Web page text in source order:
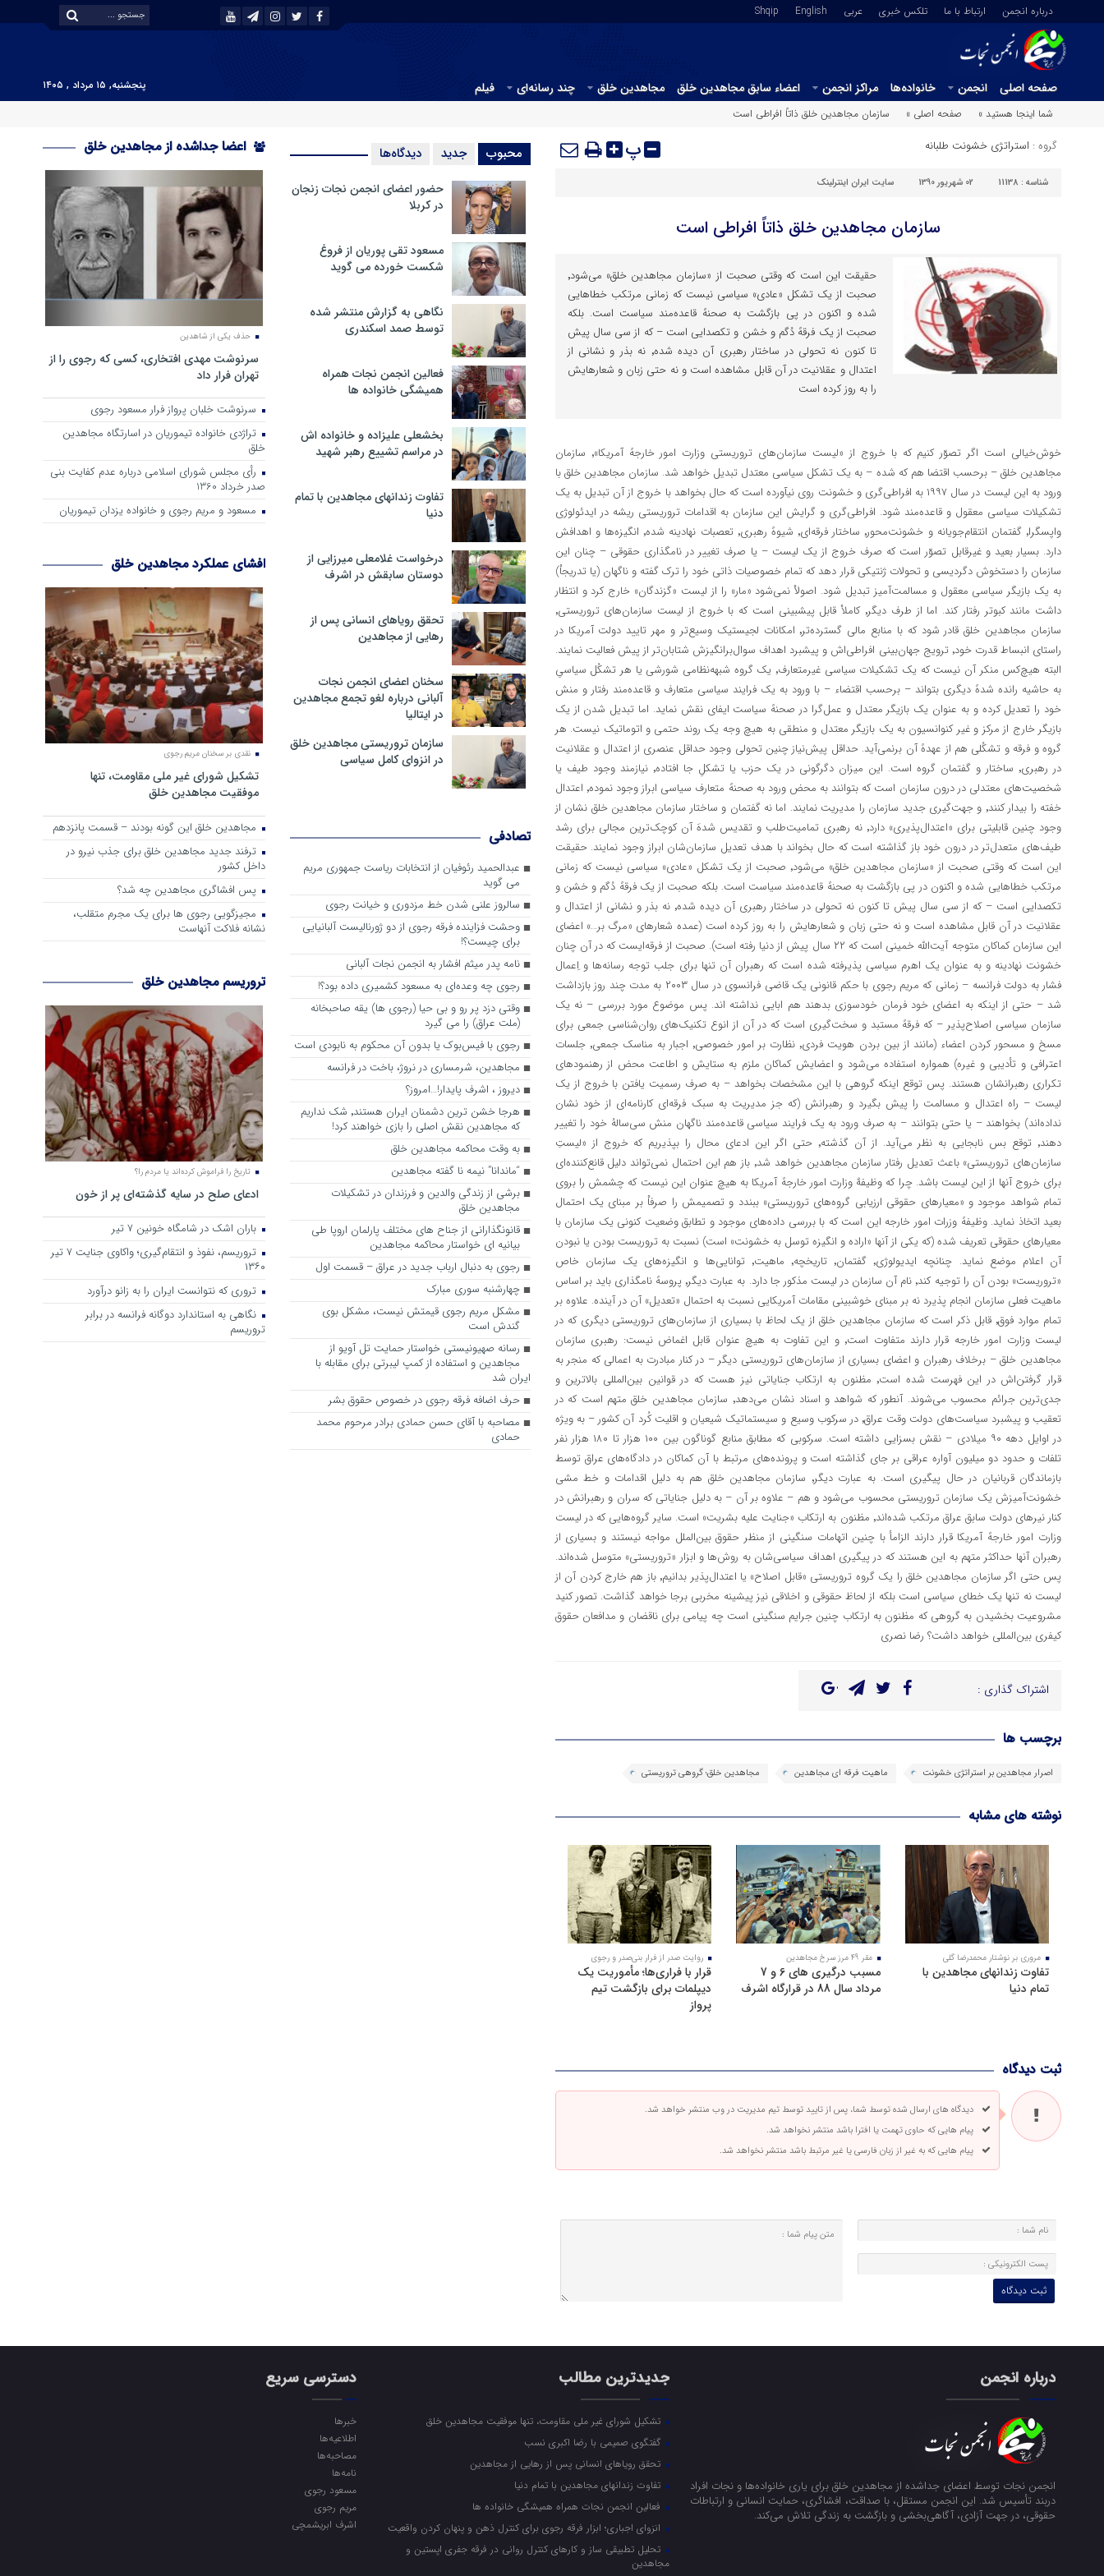
درباره انجمن ارتباط با ما تلکس خبری عربي English
Shqip
صفحه اصلی انجمن خانواده‌ها مراکز انجمن اعضاء سابق مجاهدین خلق مجاهدین خلق چند رسانه‌ای فیلم
پنجشنبه, ۱۵ مرداد , ۱۴۰۵
شما اینجا هستید »
صفحه اصلی » سازمان مجاهدین خلق ذاتاً افراطی است
گروه : استراتژی خشونت طلبانه پ
شناسه : 11138 02 شهریور 1390 سایت ایران اینترلینک
سازمان مجاهدین خلق ذاتاً افراطی است
حقیقت این است که وقتی صحبت از «سازمان مجاهدین خلق» می‌شود٬
صحبت از یک تشکل «عادی» سیاسی نیست که زمانی مرتکب خطا‌هایی
شده و اکنون در پی بازگشت به صحنهً قاعده‌مند سیاست است. بلکه
صحبت از یک فرقهً دُگم و خشن و تکصدایی است – که از سی سال پیش
تا کنون نه تحولی در ساختار رهبری آن دیده شده٬ نه بذر و نشانی از
اعتدال و عقلانیت در آن قابل مشاهده است و نه حتی زبان و شعارهایش
را به روز کرده است
خوش‌خیالی است اگر تصوّر کنیم که با خروج از «لیست سازمان‌های تروریستی وزارت امور خارجهً آمریکا»٬ سازمان‌
مجاهدین خلق – برحسب اقتضا هم که شده – به یک تشکل سیاسی معتدل تبدیل خواهد شد. سازمان مجاهدین خلق با
ورود به این لیست در سال ۱۹۹۷ به افراطی‌گری و خشونت روی نیآورده است که حال بخواهد با خروج از آن تبدیل به یک
تشکیلات سیاسی معقول و قاعده‌مند شود. افراطی‌گری و گرایش این سازمان به اقدامات تروریستی ریشه در ایدئولوژی
واپسگرا٬ گفتمان انتقام‌جویانه و خشونت‌محور٬ ساختار فرقه‌ای٬ شیوهً رهبری٬ تعصبات نهادینه شده٬‌ انگیزه‌‌‌ها و اهدافش
دارد. بسیار بعید و غیرقابل تصوّر است که صرف خروج از یک لیست – یا صرف تغییر در نامگذاری حقوقی – چنان این
سازمان را دستخوش دگردیسی و تحولات ژنتیکی قرار دهد که تمام خصوصیات ذاتی خود را ترک گفته و ناگهان (یا تدریجاْ)
به یک بازیگر سیاسی معقول و مسالمت‌آمیز تبدیل شود. اصولاْ نمی‌شود «مار» را از لیست «گزندگان» خارج کرد و انتظار
داشت مانند کبوتر رفتار کند. اما از طرف دیگر٬ کاملاْ‌ قابل پیشبینی است که با خروج از لیست سازمان‌های تروریستی٬
سازمان مجاهدین خلق قادر شود که با منابع مالی گسترده‌تر٬ امکانات لجیستیک وسیع‌تر و مهر تایید دولت آمریکا در
راستای انبساط قدرت خود٬ ترویج جهان‌بینی افراطی‌اش و پیشبرد اهداف سوال‌برانگیزش شتابان‌تر از پیش فعالیت نمایند.
البته هیچ‌کس منکر آن نیست که یک تشکیلات سیاسی غیرمتعارف٬ یک گروه‌ شبهه‌نظامی ‌شورشی یا هر تشکُل سیاسیِ
به حاشیه رانده شدهً دیگری بتواند – برحسب اقتضاء – با ورود به یک فرایند سیاسی متعارف و قاعده‌مند رفتار و منش
خود را تعدیل کرده و به عنوان یک بازیگر معتدل و عمل‌گرا در صحنهً سیاست ایفای نقش نماید. اما تبدیل شدن از یک
بازیگر خارج از مرکز و غیر کنوانسیون به یک بازیگر معتدل و منطقی به هیچ وجه یک روند حتمی و اتوماتیک نیست. هر
گروه و فرقه و تشکُلی هم از عهدهً آن برنمی‌آید. حداقل پیش‌نیاز چنین تحولی وجود حداقل عنصری از اعتدال و عقلانیت
در رهبری٬‌ ساختار و گفتمان گروه است. این میزان دگرگونی در یک حزب یا تشکلِ جا افتاده٬ نیازمند وجود طیف یا
شخصیت‌های معتدلی در درون سازمان است که بتوانند به محض ورود به صحنهً متعارف سیاسی ابراز وجود نموده٬ اعتدال
خفته را بیدار کنند٬ و جهت‌گیری جدید سازمان را مدیریت نمایند. اما نه گفتمان و ساختار سازمان مجاهدین خلق نشان از
وجود چنین قابلیتی برای «اعتدال‌پذیری»‌ دارد٬ نه رهبری تمامیت‌طلب و تقدیس شده‌َ آن کوچک‌ترین مجالی برای رشد
طیف‌های متعدل‌تر در درون خود باز گذاشته است که حال بخواند با هدف تعدیل سازمان‌شان ابراز وجود نمایند. حقیقت
این است که وقتی صحبت از «سازمان مجاهدین خلق» می‌شود٬ صحبت از یک تشکل «عادی» سیاسی نیست که زمانی
مرتکب خطا‌هایی شده و اکنون در پی بازگشت به صحنهً قاعده‌مند سیاست است. بلکه صحبت از یک فرقهً دُگم و خشن و
تکصدایی است – که از سی سال پیش تا کنون نه تحولی در ساختار رهبری آن دیده شده٬ نه بذر و نشانی از اعتدال و
عقلانیت در آن قابل مشاهده است و نه حتی زبان و شعارهایش را به روز کرده است (عمده شعارهای «مرگ بر…» اعضای
این سازمان کماکان متوجه آیت‌الله خمینی است که ۲۲ سال پیش از دنیا رفته است). صحبت از فرقه‌ایست که در آن چنان
خشونت نهادینه و به عنوان یک اهرم سیاسی پذیرفته‌ شده است که رهبران آن تنها برای جلب توجه رسانه‌ها و اِعمال
فشار به دولت فرانسه – زمانی که مریم رجوی با حکم قانونی یک قاضی فرانسوی در سال ۲۰۰۳ به مدت چند روز بازداشت
شد – حتی از اینکه به اعضای خود فرمان خودسوزی بدهند هم ابایی نداشته اند. پس موضوع مورد بررسی – نه یک
سازمان سیاسی اصلاح‌پذیر – که فرقهً مستبد و سخت‌گیری است که در آن از انوع تکنیک‌های روان‌شناسی جمعی برای
مسخ و مسحور کردن اعضاء (مانند از بین بردن هویت فردی٬ نظارت بر امور خصوصی٬ اجبار به مناسک جمعی٬ جلسات
اعترافی و تأدیبی و غیره) همواره استفاده می‌شود و اعضایش کماکان ملزم به ستایش و اطاعت محض از رهنمود‌های
تکراری رهبرانشان هستند. پس توقع اینکه گروهی با این مشخصات بخواهد – به صرف رسمیت یافتن با خروج از یک
لیست – راه اعتدال و مسالمت را پیش بگیرد و رهبرانش (که جز مدیریت به سبک فرقه‌ای کارنامه‌ای از خود نشان
نداده‌اند)‌ بخواهند – یا حتی بتوانند – به صرف ورود به یک فرایند سیاسی قاعده‌مند ناگهان منش سی‌سالهُ خود را تغییر
دهند٬ توقع بس نابجایی به نظر می‌آید. از آن گذشته٬ حتی اگر این ادعای محال را بپذیریم که خروج از «لیستِ
سازمان‌های تروریستی» باعث تعدیل رفتار سازمان‌ مجاهدین خواهد شد٬‌ باز هم این احتمال نمی‌تواند دلیل قانع‌کننده‌ای
برای خروج آنها از این لیست باشد. چرا که وظیفهٌ وزارت امور خارجهً آمریکا به هیچ عنوان این نیست که چشمش را بروی
تمام شواهد موجود و «معیارهای حقوقی ارزیابی گروه‌های تروریستی» ببندد و تصمیمش را صرفاْ بر مبنای یک احتمال
بعید اتخاذ نماید. وظیفهً‌ وزرات امور خارجه این است که با بررسی داده‌های موجود و تطابق وضعیت کنونی یک سازمان با
معیارهای حقوقی تعریف شده (که یکی از آنها «اراده و انگیزه توسل به خشونت» است) نسبت به تروریست بودن یا نبودن
آن اعلام موضع نماید. چنانچه ایدیولوژی٬ گفتمان٬ تاریخچه٬ ماهیت٬ توانایی‌ها و انگیزه‌های یک سازمان خاص
«تروریست» بودن آن را توجیه کند٬‌ نام آن سازمان در لیست مذکور جا دارد. به عبارت دیگر٬‌ پروسهً نامگذاری باید بر اساس
ماهیت فعلی سازمان انجام پذیرد نه بر مبنای خوشبینی مقامات آمریکایی نسبت به احتمال «تعدیل» آن در آینده. علاوه بر
تمام موارد فوق٬ قابل ذکر است که سازمان مجاهدین خلق از یک لحاظ با بسیاری از سازمان‌های تروریستی دیگری که در
لیست وزارت امور خارجه قرار دارند متفاوت است٬ و این تفاوت به هیچ عنوان قابل اغماض نیست: رهبری سازمان
مجاهدین خلق – برخلاف رهبران و اعضای بسیاری از سازمان‌های تروریستی دیگر – در کنار مبادرت به اعمالی که منجر به
قرار گرفتن‌اش در این فهرست شده است٬ مظنون به ارتکاب جنایاتی نیز هست که در قوانین بین‌المللی بالاترین و
جدی‌ترین جرائم محسوب می‌شوند. آنطور که شواهد و اسناد نشان می‌دهد٬ سازمان مجاهدین خلق متهم است که در
تعقیب و پیشبرد سیاست‌های دولت وقت عراق٬ در سرکوب وسیع و سیستماتیک شیعیان و اقلیت کُرد آن کشور – به ویژه
در اوایل دهه‌ ۹۰ میلادی – نقش بسزایی داشته است. سرکوبی که مطابق منابع گوناگون بین ۱۰۰ هزار تا ۱۸۰ هزار نفر
تلفات و حدود دو میلیون آواره عراقی بر جای گذاشته است و پرونده‌های مرتبط با آن کماکان در دادگاه‌های عراق توسط
بازماندگان قربانیان در حال پیگیری است. به عبارت دیگر٬ سازمان مجاهدین خلق هم به دلیل اقدامات و خط مشی
خشونت‌آمیزش یک سازمان تروریستی محسوب می‌شود و هم – علاوه بر آن – به دلیل جنایاتی که سران و رهبرانش در
کنار نیرهای دولت سابق عراق مرتکب شده‌اند٬ مظنون به ارتکاب «جنایت علیه بشریت» است. سایر گروه‌هایی که در لیست
وزارت امور خارجهً آمریکا قرار دارند الزامأ با چنین اتهامات سنگینی از منظر حقوق بین‌الملل مواجه نیستند و بسیاری از
رهبران آنها حداکثر متهم به این هستند که در پیگیری اهداف سیاسی‌شان به روش‌ها و ابزار «تروریستی» متوسل شده‌اند.
پس حتی اگر سازمان مجاهدین خلق را یک گروه تروریستی «قابل اصلاح» یا اعتدال‌پذیر بدانیم٬ باز هم خارج کردن آن از
لیست نه تنها یک خطای سیاسی است بلکه از لحاظ حقوقی و اخلاقی نیز پیشینه مخربی برجا خواهد گذاشت. تصور کنید
مشروعیت بخشیدن به گروهی که مظنون به ارتکاب چنین جرایم سنگینی است چه پیامی برای ناقضان و مدافعان حقوق
کیفری بین‌المللی خواهد داشت؟ رضا نصری
اشتراک گذاری :
برچسب ها
اصرار مجاهدین بر استراتژی خشونت ماهیت فرقه ای مجاهدین مجاهدین خلق؛ گروهی تروریستی
نوشته های مشابه
مروری بر نوشتار محمدرضا گلی
تفاوت زندانهای مجاهدین با
تمام دنیا
مقر 49 مرز سرخ مجاهدین
مسبب درگیری های 6 و 7
مرداد سال 88 در قرارگاه اشرف
روایت صدر از فرار بنی‌صدر و رجوی
قرار با فراری‌ها؛ مأموریت یک
دیپلمات برای بازگشت تیم
پرواز
ثبت دیدگاه
دیدگاه های ارسال شده توسط شما، پس از تایید توسط تیم مدیریت در وب منتشر خواهد شد.
پیام هایی که حاوی تهمت یا افترا باشد منتشر نخواهد شد.
پیام هایی که به غیر از زبان فارسی یا غیر مرتبط باشد منتشر نخواهد شد.
محبوب جدید دیدگاه‌ها
حضور اعضای انجمن نجات زنجان
در کربلا
مسعود تقی پوریان از فروغ
شکست خورده می گوید
نگاهی به گزارش منتشر شده
توسط صمد اسکندری
فعالین انجمن نجات همراه
همیشگی خانواده ها
بخشعلی علیزاده و خانواده اش
در مراسم تشییع رهبر شهید
تفاوت زندانهای مجاهدین با تمام
دنیا
درخواست غلامعلی میرزایی از
دوستان سابقش در اشرف
تحقق رویاهای انسانی پس از
رهایی از مجاهدین
سخنان اعضای انجمن نجات
آلبانی درباره لغو تجمع مجاهدین
در ایتالیا
سازمان تروریستی مجاهدین خلق
در انزوای کامل سیاسی
تصادفی
عبدالحمید رئوفیان از انتخابات ریاست جمهوری مریم
می گوید
سالروز علنی شدن خط مزدوری و خیانت رجوی
وحشت فزاینده فرقه رجوی از دو ژورنالیست آلبانیایی
برای چیست؟!
نامه پدر میثم افشار به انجمن نجات آلبانی
رجوی چه وعده‌ای به مسعود کشمیری داده بود؟!
وقتی دزد پر رو و بی حیا (رجوی ها) یقه صاحبخانه
(ملت عراق) را می گیرد
رجوی با فیس‌بوک یا بدون آن محکوم به نابودی است
مجاهدین، شرم‎ساری در نروژ، باخت در فرانسه
ديروز ، اشرف پايدار!…امروز؟
هرجا خشن ترین دشمنان ایران هستند٬ شک نداریم
که مجاهدین نقش اصلی را بازی خواهند کرد!
به وقت محاکمه مجاهدین خلق
“ماندانا” نیمه نا گفته مجاهدین
برشی از زندگی والدین و فرزندان در تشکیلات
مجاهدین خلق
قانونگذارانی از جناح های مختلف پارلمان اروپا طی
بیانیه ای خواستار محاکمه مجاهدین
رجوی به دنبال ارباب جدید در عراق – قسمت اول
چهارشنبه سوری مبارک
مشکل مریم رجوی قیمتش نیست، مشکل بوی
گندش است
رسانه صهیونیستی خواستار حمایت تل آویو از
مجاهدین و استفاده از کمپ لیبرتی برای مقابله با
ایران شد
حرف اضافه فرقه رجوی در خصوص حقوق بشر
مصاحبه با آقای حسن حمادی برادر مرحوم محمد
حمادی
اعضا جداشده از مجاهدین خلق
حذف یکی از شاهدین
سرنوشت مهدی افتخاری، کسی که رجوی را از
تهران فرار داد
سرنوشت خلبان پرواز فرار مسعود رجوی
تراژدی خانواده تیموریان در اسارتگاه مجاهدین
خلق
رأی مجلس شورای اسلامی درباره عدم كفایت بنی
صدر خرداد 1360
مسعود و مریم رجوی و خانواده یزدان تیموریان
افشای عملکرد مجاهدین خلق
نقدی بر سخنان مریم رجوی
تشکیل شورای غیر ملی مقاومت، تنها
موفقیت مجاهدین خلق
مجاهدین خلق این گونه بودند – قسمت پانزدهم
ترفند جدید مجاهدین خلق برای جذب نیرو در
داخل کشور
پس افشاگری مجاهدین چه شد؟
مجیزگویی رجوی ها برای یک مجرم متقلب،
نشانه فلاکت آنهاست
تروریسم مجاهدین خلق
تاریخ را فراموش کرده‌اند یا مردم را؟
ادعای صلح در سایه گذشته‌ای پر از خون
باران اشک در شامگاه خونین 7 تیر
تروریسم، نفوذ و انتقام‌گیری؛ واکاوی جنایت ۷ تیر
۱۳۶۰
تروری که نتوانست ایران را به زانو درآورد
نگاهی به استاندارد دوگانه فرانسه در برابر
تروریسم
درباره انجمن
انجمن نجات توسط اعضای جداشده از مجاهدین خلق برای یاری خانواده‌ها و نجات افراد
دربند تأسیس شد. این انجمن مستقل، با صداقت، افشاگری، حمایت انسانی و ارتباطات
حقوقی، در جهت آزادی، آگاهی‌بخشی و بازگشت به زندگی تلاش می‌کند.
جدیدترین مطالب
تشکیل شورای غیر ملی مقاومت، تنها موفقیت مجاهدین خلق
گفتگوی صمیمی با رضا اکبری نسب
تحقق رویاهای انسانی پس از رهایی از مجاهدین
تفاوت زندانهای مجاهدین با تمام دنیا
فعالین انجمن نجات همراه همیشگی خانواده ها
انزوای اجباری؛ ابزار فرقه رجوی برای کنترل ذهن و پنهان کردن واقعیت
تحلیل تطبیقی ساز و کارهای کنترل روانی در فرقه جفری اپستین و
مجاهدین
دسترسی سریع
خبرها
اطلاعیه‌ها
مصاحبه‌ها
نامه‌ها
مسعود رجوی
مریم رجوی
اشرف ابریشمچی